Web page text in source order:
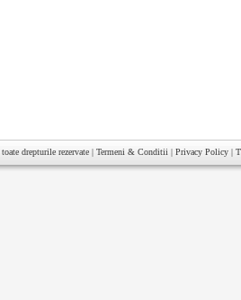
toate drepturile rezervate | Termeni & Conditii | Privacy Policy |